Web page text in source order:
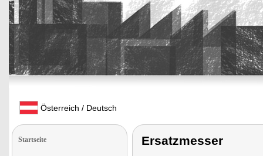
Österreich / Deutsch
Startseite Ersatzmesser